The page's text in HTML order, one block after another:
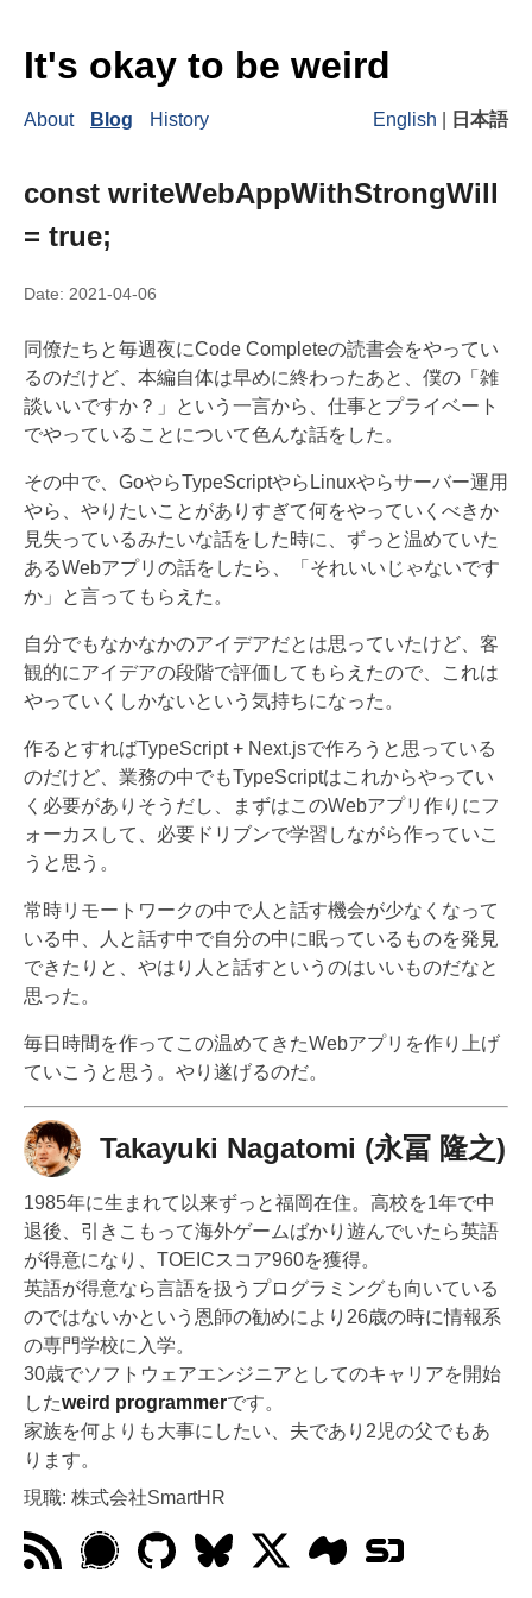
It's okay to be weird
About Blog History English 日本語
const writeWebAppWithStrongWill
= true;
Date: 2021-04-06
同僚たちと毎週夜にCode Completeの読書会をやってい
るのだけど、本編自体は早めに終わったあと、僕の「雑
談いいですか？」という一言から、仕事とプライベート
でやっていることについて色んな話をした。
その中で、GoやらTypeScriptやらLinuxやらサーバー運用
やら、やりたいことがありすぎて何をやっていくべきか
見失っているみたいな話をした時に、ずっと温めていた
あるWebアプリの話をしたら、「それいいじゃないです
か」と言ってもらえた。
自分でもなかなかのアイデアだとは思っていたけど、客
観的にアイデアの段階で評価してもらえたので、これは
やっていくしかないという気持ちになった。
作るとすればTypeScript + Next.jsで作ろうと思っている
のだけど、業務の中でもTypeScriptはこれからやってい
く必要がありそうだし、まずはこのWebアプリ作りにフ
ォーカスして、必要ドリブンで学習しながら作っていこ
うと思う。
常時リモートワークの中で人と話す機会が少なくなって
いる中、人と話す中で自分の中に眠っているものを発見
できたりと、やはり人と話すというのはいいものだなと
思った。
毎日時間を作ってこの温めてきたWebアプリを作り上げ
ていこうと思う。やり遂げるのだ。
Takayuki Nagatomi (永冨 隆之)
1985年に生まれて以来ずっと福岡在住。高校を1年で中
退後、引きこもって海外ゲームばかり遊んでいたら英語
が得意になり、TOEICスコア960を獲得。
英語が得意なら言語を扱うプログラミングも向いている
のではないかという恩師の勧めにより26歳の時に情報系
の専門学校に入学。
30歳でソフトウェアエンジニアとしてのキャリアを開始
したweird programmerです。
家族を何よりも大事にしたい、夫であり2児の父でもあ
ります。
現職: 株式会社SmartHR